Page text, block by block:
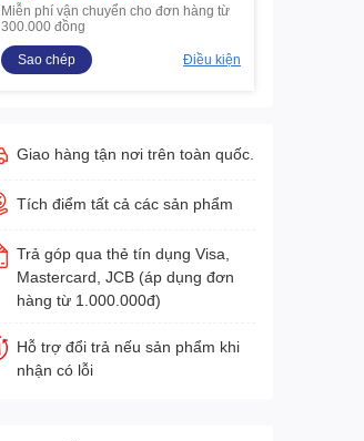
Miễn phí vận chuyển cho đơn hàng từ
300.000 đồng
Sao chép
Điều kiện
Giao hàng tận nơi trên toàn quốc.
Tích điểm tất cả các sản phẩm
Trả góp qua thẻ tín dụng Visa,
Mastercard, JCB (áp dụng đơn
hàng từ 1.000.000đ)
Hỗ trợ đổi trả nếu sản phẩm khi
nhận có lỗi